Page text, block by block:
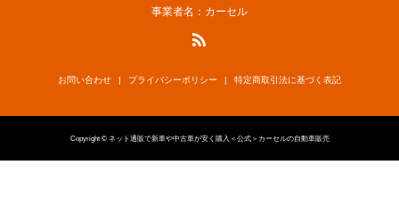
事業者名：カーセル
お問い合わせ プライバシーポリシー 特定商取引法に基づく表記
Copyright © ネット通販で新車や中古車が安く購入＜公式＞カーセルの自動車販売